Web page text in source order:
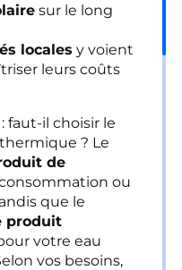
sur le long
locales y voient
leurs coûts
faut-il choisir le
? Le
de
ou
que le
produit
votre eau
vos besoins,